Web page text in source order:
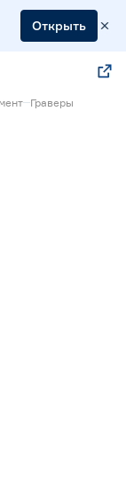
Открыть
Граверы